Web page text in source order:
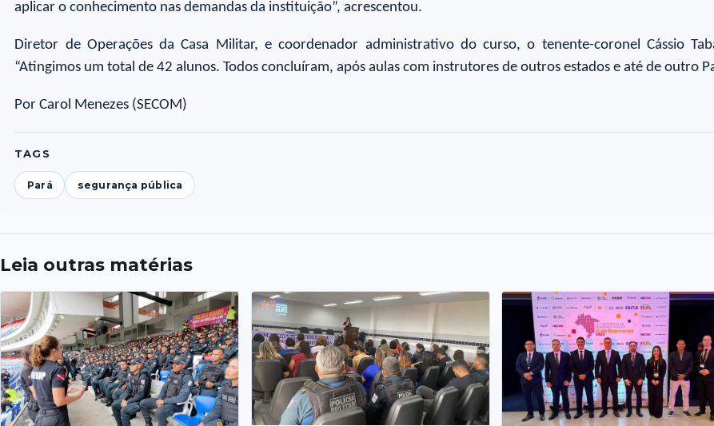
aplicar o conhecimento nas demandas da instituição”, acrescentou.
Diretor de Operações da Casa Militar, e coordenador administrativo do curso, o tenente-coronel Cássio
“Atingimos um total de 42 alunos. Todos concluíram, após aulas com instrutores de outros estados e até de outro
Por Carol Menezes (SECOM)
TAGS
Pará segurança pública
Leia outras matérias